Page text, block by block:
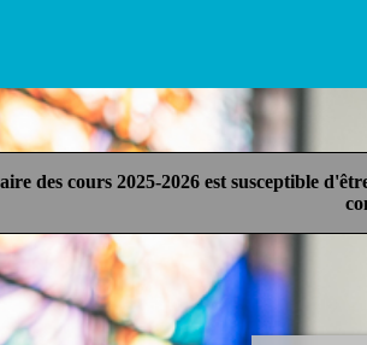
des cours 2025-2026 est susceptible